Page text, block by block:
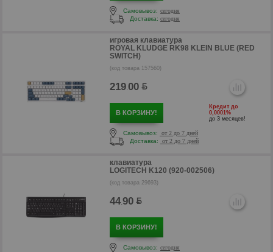
Самовывоз: сегодня
Доставка: сегодня
игровая клавиатура
ROYAL KLUDGE RK98 KLEIN BLUE (RED
SWITCH)
(код товара 157560)
219.00
В КОРЗИНУ!
Кредит до
0,0001%
до 3 месяцев!
Самовывоз:
от 2 до 7 дней
Доставка:
от 2 до 7 дней
клавиатура
LOGITECH K120 (920-002506)
(код товара 29693)
44.90
В КОРЗИНУ!
Самовывоз: сегодня